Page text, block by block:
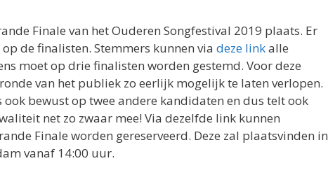
Finale van het Ouderen Songfestival 2019 plaats. Er
de finalisten. Stemmers kunnen via deze linkalle
moet op drie finalisten worden gestemd. Voor deze
van het publiek zo eerlijk mogelijk te laten verlopen.
ook bewust op twee andere kandidaten en dus telt ook
net zo zwaar mee! Via dezelfde link kunnen
Finale worden gereserveerd. Deze zal plaatsvinden in
vanaf 14:00 uur.